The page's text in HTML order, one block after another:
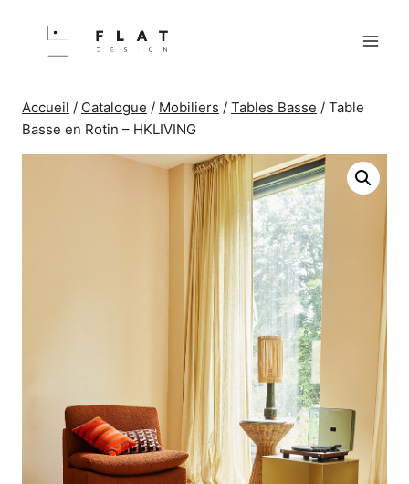
contenu
Accueil / Catalogue / Mobiliers / Tables Basse / Table
Basse en Rotin – HKLIVING